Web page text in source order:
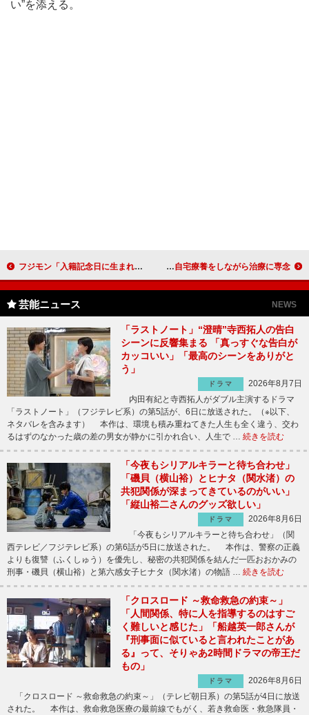
い”を添える。
フジモン「入籍記念日に生まれるかも!?」 妊娠報告を受けた日は“今までにないハグとチュー 海原ともこ、子宮筋腫を切除していた 退院後は、自宅療養をしながら治療に専念
芸能ニュース NEWS
「ラストノート」“澄晴”寺西拓人の告白
シーンに反響集まる 「真っすぐな告白が
カッコいい」「最高のシーンをありがと
う」
ドラマ
2026年8月7日
内田有紀と寺西拓人がダブル主演するドラマ
「ラストノート」（フジテレビ系）の第5話が、6日に放送された。（※以下、
ネタバレを含みます） 本作は、環境も積み重ねてきた人生も全く違う、交わ
るはずのなかった歳の差の男女が静かに引かれ合い、人生で … 続きを読む
「今夜もシリアルキラーと待ち合わせ」
「磯貝（横山裕）とヒナタ（関水渚）の
共犯関係が深まってきているのがいい」
「縦山裕二さんのグッズ欲しい」
ドラマ
2026年8月6日
「今夜もシリアルキラーと待ち合わせ」（関
西テレビ／フジテレビ系）の第6話が5日に放送された。 本作は、警察の正義
よりも復讐（ふくしゅう）を優先し、秘密の共犯関係を結んだ一匹おおかみの
刑事・磯貝（横山裕）と第六感女子ヒナタ（関水渚）の物語 … 続きを読む
「クロスロード ～救命救急の約束～」
「人間関係、特に人を指導するのはすご
く難しいと感じた」「船越英一郎さんが
『刑事面に似ていると言われたことがあ
る』って、そりゃあ2時間ドラマの帝王だ
もの」
ドラマ
2026年8月6日
「クロスロード ～救命救急の約束～」（テレビ朝日系）の第5話が4日に放送
された。 本作は、救命救急医療の最前線でもがく、若き救命医・救急隊員・